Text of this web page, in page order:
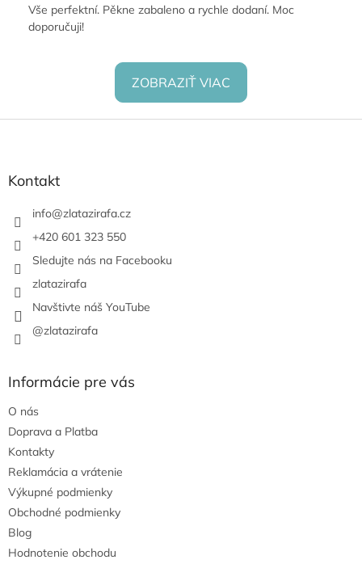
Vše perfektní. Pěkne zabaleno a rychle dodaní. Moc
doporučuji!
ZOBRAZIŤ VIAC
Z
Kontakt
info@zlatazirafa.cz
+420 601 323 550
Sledujte nás na Facebooku
zlatazirafa
Navštivte náš YouTube
@zlatazirafa
Informácie pre vás
O nás
Doprava a Platba
Kontakty
Reklamácia a vrátenie
Výkupné podmienky
Obchodné podmienky
Blog
Hodnotenie obchodu